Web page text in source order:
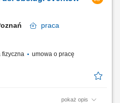
pracy; Współpraca z zespołem
praca
fizyczna
umowa o pracę
pokaż opis